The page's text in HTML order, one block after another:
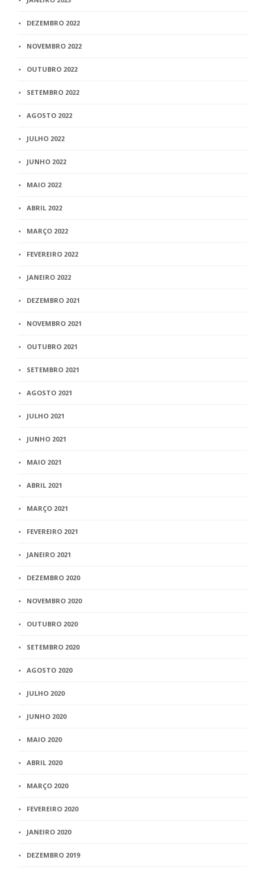
DEZEMBRO 2022
NOVEMBRO 2022
OUTUBRO 2022
SETEMBRO 2022
AGOSTO 2022
JULHO 2022
JUNHO 2022
MAIO 2022
ABRIL 2022
MARÇO 2022
FEVEREIRO 2022
JANEIRO 2022
DEZEMBRO 2021
NOVEMBRO 2021
OUTUBRO 2021
SETEMBRO 2021
AGOSTO 2021
JULHO 2021
JUNHO 2021
MAIO 2021
ABRIL 2021
MARÇO 2021
FEVEREIRO 2021
JANEIRO 2021
DEZEMBRO 2020
NOVEMBRO 2020
OUTUBRO 2020
SETEMBRO 2020
AGOSTO 2020
JULHO 2020
JUNHO 2020
MAIO 2020
ABRIL 2020
MARÇO 2020
FEVEREIRO 2020
JANEIRO 2020
DEZEMBRO 2019